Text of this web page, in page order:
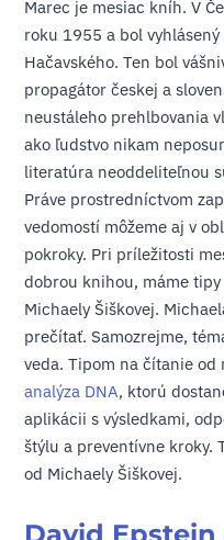
Marec je mesiac kníh. V
roku 1955 a bol
Hačavského. Ten bol
propagátor českej a
neustáleho prehlbovania
ako ľudstvo nikam
literatúra neoddeliteľnou
Práve prostredníctvom
vedomostí môžeme aj v
pokroky. Pri príležitosti
dobrou knihou, máme tipy
Michaely Šiškovej.
prečítať. Samozrejme,
veda. Tipom na čítanie od
analýza DNA, ktorú
aplikácii s výsledkami,
štýlu a preventívne kroky.
od Michaely Šiškovej.